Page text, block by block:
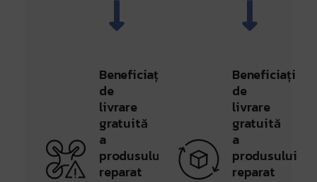
Beneficiați
de
livrare
gratuită
a
produsului
reparat
Beneficiați
de
livrare
gratuită
a
produsului
reparat